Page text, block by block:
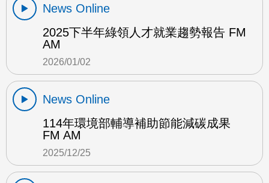
News Online
2025下半年綠領人才就業趨勢報告 FM
AM
2026/01/02
News Online
114年環境部輔導補助節能減碳成果
FM AM
2025/12/25